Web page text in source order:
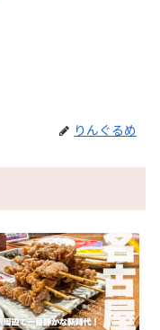
りんぐるめ